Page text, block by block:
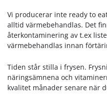
Vi producerar inte ready to
alltid värmebehandlas. Det
återkontaminering av t.ex
värmebehandlas innan
Tiden står stilla i frysen.
näringsämnena och
kvalitet månader senare när